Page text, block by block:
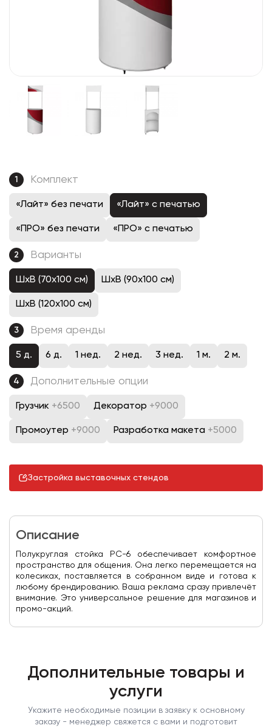
1 Комплект
«Лайт» без печати «Лайт» с печатью
«ПРО» без печати «ПРО» с печатью
2 Варианты
ШхВ (70х100 см) ШхВ (90х100 см)
ШхВ (120х100 см)
3 Время аренды
5 д. 6 д. 1 нед. 2 нед. 3 нед. 1 м. 2 м.
4 Дополнительные опции
Грузчик +6500 Декоратор +9000
Промоутер +9000 Разработка макета +5000
Застройка выставочных стендов
Описание
Полукруглая стойка PC-6 обеспечивает комфортное
пространство для общения. Она легко перемещается на
колесиках, поставляется в собранном виде и готова к
любому брендированию. Ваша реклама сразу привлечёт
внимание. Это универсальное решение для магазинов и
промо-акций.
Дополнительные товары и
услуги
Укажите необходимые позиции в заявку к основному
заказу - менеджер свяжется с вами и подготовит